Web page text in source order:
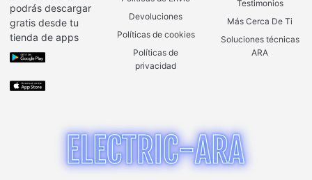
podrás descargar
gratis desde tu
tienda de apps
Devoluciones
Políticas de cookies
Políticas de
privacidad
Testimonios
Más Cerca De Ti
Soluciones técnicas
ARA